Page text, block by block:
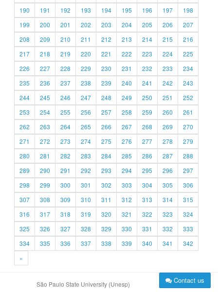
190
191 192 193 194 195 196 197
198
199
200 201 202 203 204 205 206
207
208
209 210 211 212 213 214 215
216
217
218 219 220 221 222 223 224
225
226
227 228 229 230 231 232 233
234
235
236 237 238 239 240 241 242
243
244
245 246 247 248 249 250 251
252
253
254 255 256 257 258 259 260
261
262
263 264 265 266 267 268 269
270
271
272 273 274 275 276 277 278
279
280
281 282 283 284 285 286 287
288
289
290 291 292 293 294 295 296
297
298
299 300 301 302 303 304 305
306
307
308 309 310 311 312 313 314
315
316
317 318 319 320 321 322 323
324
325
326 327 328 329 330 331 332
333
334
335 336 337 338 339 340 341
342
»
São Paulo State University (Unesp) Contact us